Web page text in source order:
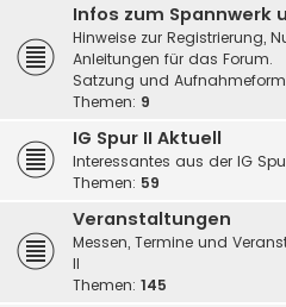
Infos zum Spannwerk
Hinweise zur Registrierung,
Anleitungen für das Forum.
Satzung und
Themen: 9
IG Spur II Aktuell
Interessantes aus der IG
Themen: 59
Veranstaltungen
Messen, Termine und
II
Themen: 145